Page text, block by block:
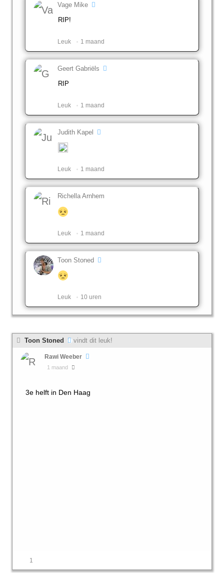
Vage Mike
RIP!
Leuk ️ 1 maand
Geert Gabriëls
RIP
Leuk ️ 1 maand
Judith Kapel
Leuk ️ 1 maand
Richella Arnhem
Leuk ️ 1 maand
Toon Stoned
Leuk ️ 10 uren
Toon Stoned vindt dit leuk!
Rawi Weeber
1 maand
3e helft in Den Haag
1